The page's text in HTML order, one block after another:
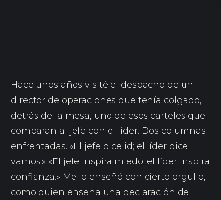
Hace unos años visité el despacho de un
director de operaciones que tenía colgado,
detrás de la mesa, uno de esos carteles que
comparan al jefe con el líder. Dos columnas
enfrentadas. «El jefe dice id; el líder dice
vamos.» «El jefe inspira miedo; el líder inspira
confianza.» Me lo enseñó con cierto orgullo,
como quien enseña una declaración de